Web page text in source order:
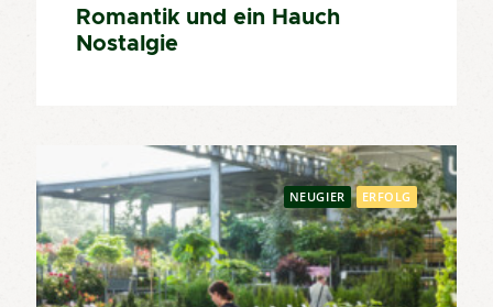
Romantik und ein Hauch
Nostalgie
NEUGIER ERFOLG